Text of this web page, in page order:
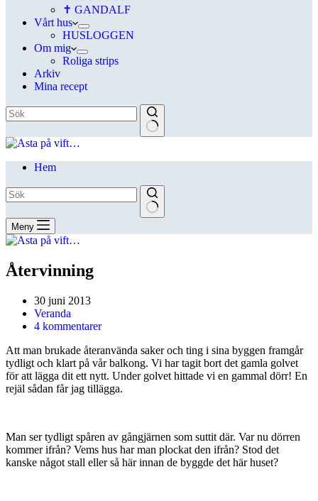
✝ GANDALF
Vårt hus
HUSLOGGEN
Om mig
Roliga strips
Arkiv
Mina recept
Hem
Meny
Återvinning
30 juni 2013
Veranda
4 kommentarer
Att man brukade återanvända saker och ting i sina byggen framgår
tydligt och klart på vår balkong. Vi har tagit bort det gamla golvet
för att lägga dit ett nytt. Under golvet hittade vi en gammal dörr! En
rejäl sådan får jag tillägga.
Man ser tydligt spåren av gångjärnen som suttit där. Var nu dörren
kommer ifrån? Vems hus har man plockat den ifrån? Stod det
kanske något stall eller så här innan de byggde det här huset?